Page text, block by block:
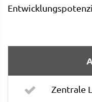
Zentrale